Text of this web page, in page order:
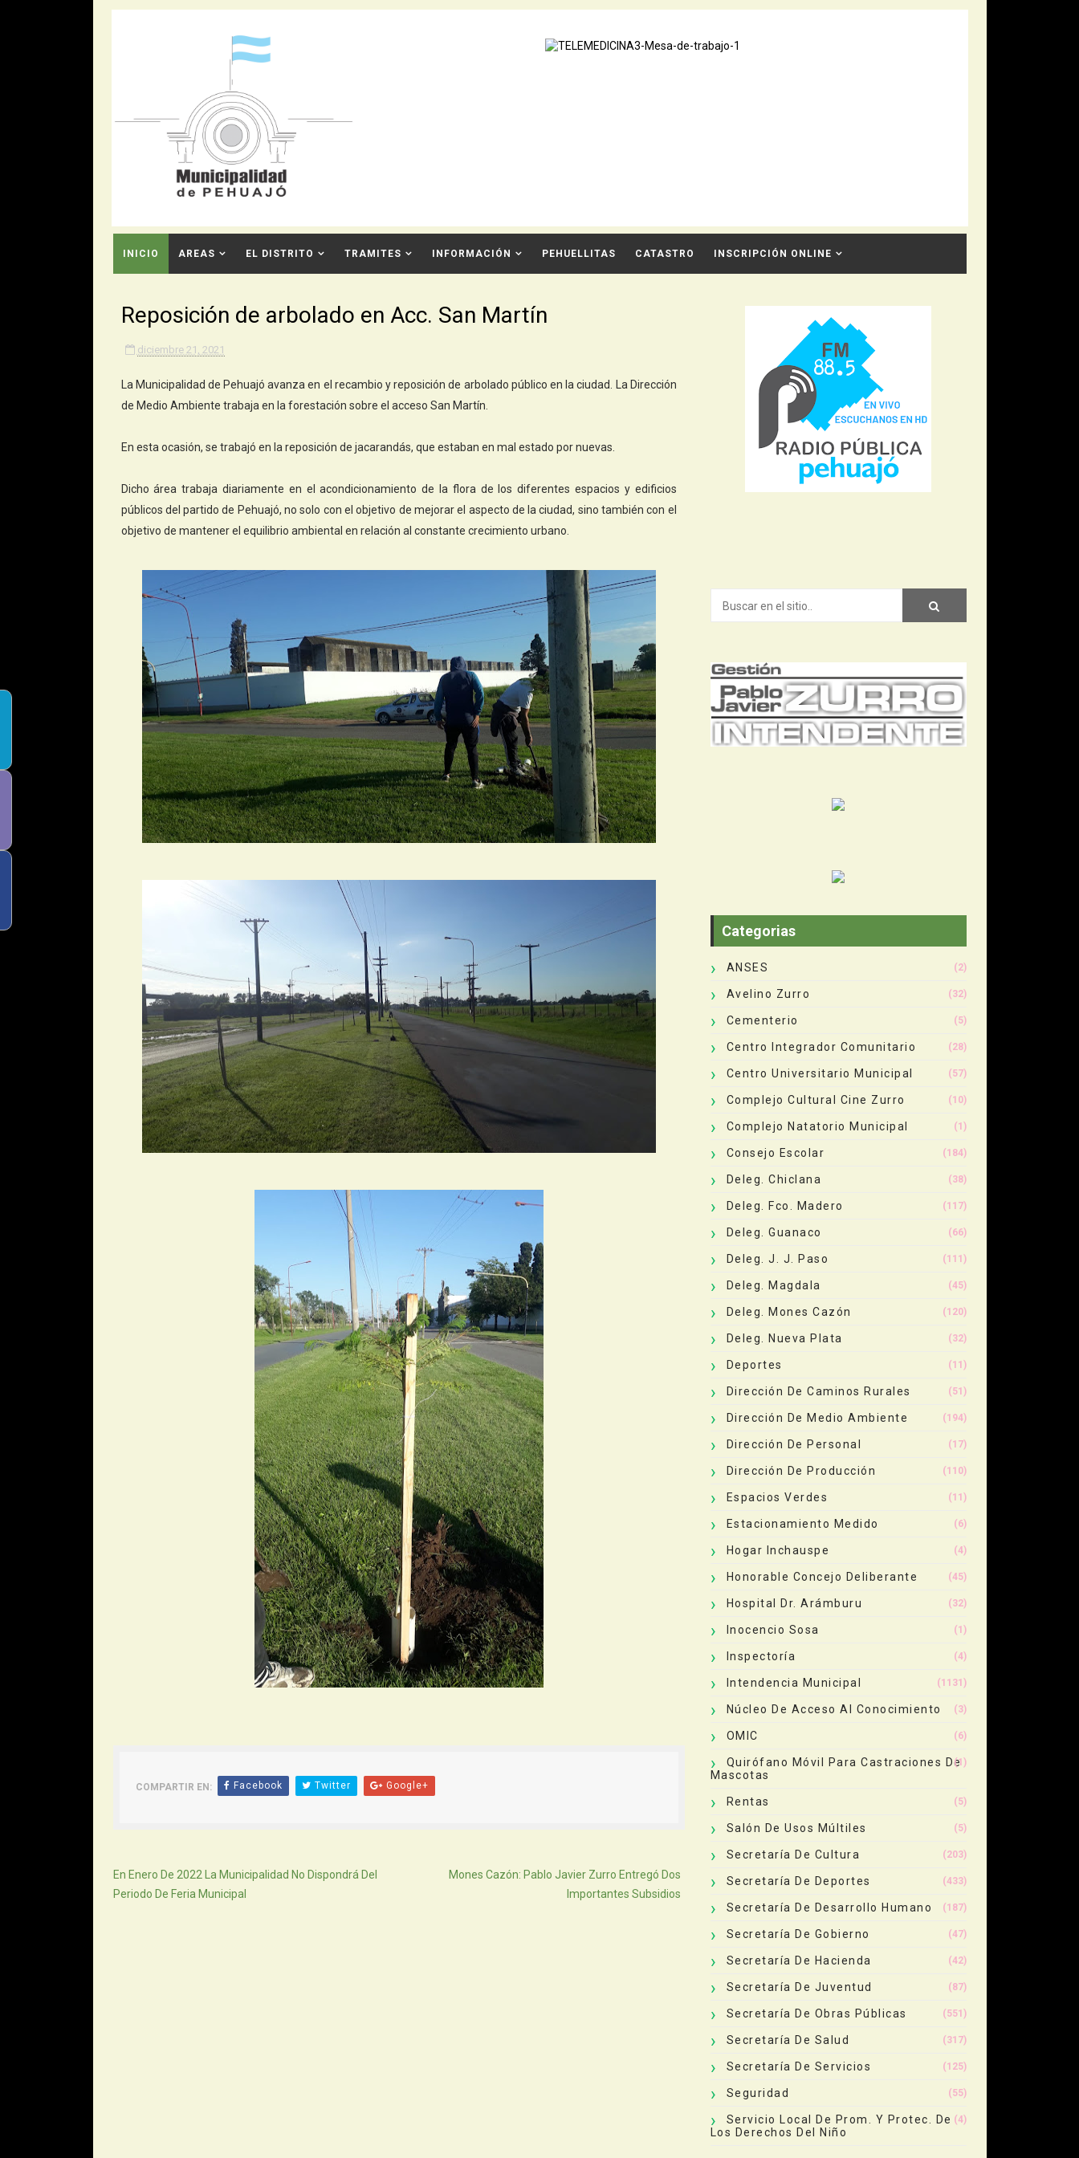
INICIO AREAS EL DISTRITO TRAMITES INFORMACIÓN PEHUELLITAS CATASTRO INSCRIPCIÓN ONLINE
Reposición de arbolado en Acc. San Martín
diciembre 21, 2021
La Municipalidad de Pehuajó avanza en el recambio y reposición de arbolado público en la ciudad. La Dirección
de Medio Ambiente trabaja en la forestación sobre el acceso San Martín.
En esta ocasión, se trabajó en la reposición de jacarandás, que estaban en mal estado por nuevas.
Dicho área trabaja diariamente en el acondicionamiento de la flora de los diferentes espacios y edificios
públicos del partido de Pehuajó, no solo con el objetivo de mejorar el aspecto de la ciudad, sino también con el
objetivo de mantener el equilibrio ambiental en relación al constante crecimiento urbano.
COMPARTIR EN: Facebook Twitter Google+
En Enero De 2022 La Municipalidad No Dispondrá Del
Periodo De Feria Municipal
Mones Cazón: Pablo Javier Zurro Entregó Dos
Importantes Subsidios
Categorias
ANSES (2)
Avelino Zurro (32)
Cementerio (5)
Centro Integrador Comunitario (28)
Centro Universitario Municipal (57)
Complejo Cultural Cine Zurro (10)
Complejo Natatorio Municipal (1)
Consejo Escolar (184)
Deleg. Chiclana (38)
Deleg. Fco. Madero (117)
Deleg. Guanaco (66)
Deleg. J. J. Paso (111)
Deleg. Magdala (45)
Deleg. Mones Cazón (120)
Deleg. Nueva Plata (32)
Deportes (11)
Dirección De Caminos Rurales (51)
Dirección De Medio Ambiente (194)
Dirección De Personal (17)
Dirección De Producción (110)
Espacios Verdes (11)
Estacionamiento Medido (6)
Hogar Inchauspe (4)
Honorable Concejo Deliberante (45)
Hospital Dr. Arámburu (32)
Inocencio Sosa (1)
Inspectoría (4)
Intendencia Municipal (1131)
Núcleo De Acceso Al Conocimiento (3)
OMIC (6)
Quirófano Móvil Para Castraciones De
Mascotas
(1)
Rentas (5)
Salón De Usos Múltiles (5)
Secretaría De Cultura (203)
Secretaría De Deportes (433)
Secretaría De Desarrollo Humano (187)
Secretaría De Gobierno (47)
Secretaría De Hacienda (42)
Secretaría De Juventud (87)
Secretaría De Obras Públicas (551)
Secretaría De Salud (317)
Secretaría De Servicios (125)
Seguridad (55)
Servicio Local De Prom. Y Protec. De
Los Derechos Del Niño
(4)